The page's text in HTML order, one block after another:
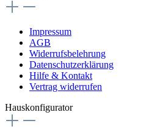
Impressum
AGB
Widerrufsbelehrung
Datenschutzerklärung
Hilfe & Kontakt
Vertrag widerrufen
Hauskonfigurator